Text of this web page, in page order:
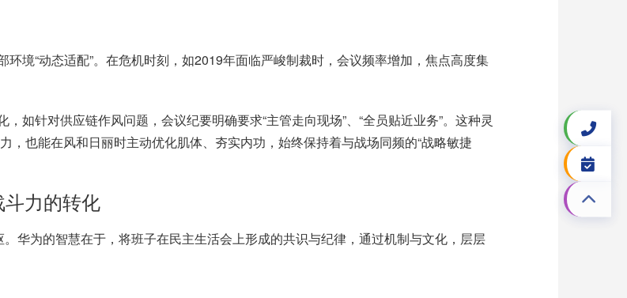
环境“动态适配”。在危机时刻，如2019年面临严峻制裁时，会议频率增加，焦点高度集
，如针对供应链作风问题，会议纪要明确要求“主管走向现场”、“全员贴近业务”。这种灵
，也能在风和日丽时主动优化肌体、夯实内功，始终保持着与战场同频的“战略敏捷
力的转化
。华为的智慧在于，将班子在民主生活会上形成的共识与纪律，通过机制与文化，层层